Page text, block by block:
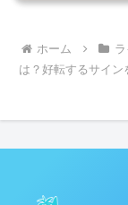
ホーム
は？好転するサイン